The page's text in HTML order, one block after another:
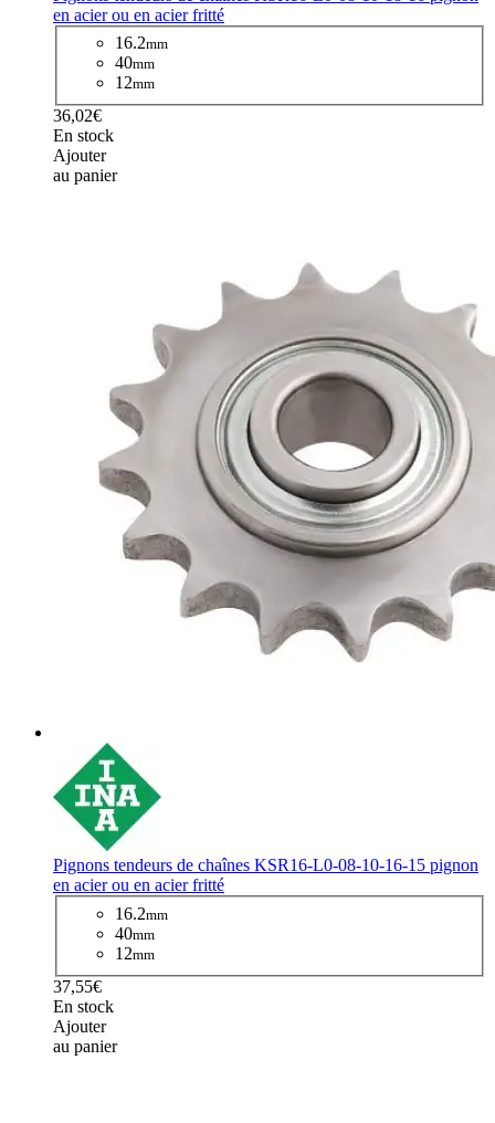
en acier ou en acier fritté
16.2mm
40mm
12mm
36,02€
En stock
Ajouter
au panier
Pignons tendeurs de chaînes KSR16-L0-08-10-16-15 pignon
en acier ou en acier fritté
16.2mm
40mm
12mm
37,55€
En stock
Ajouter
au panier